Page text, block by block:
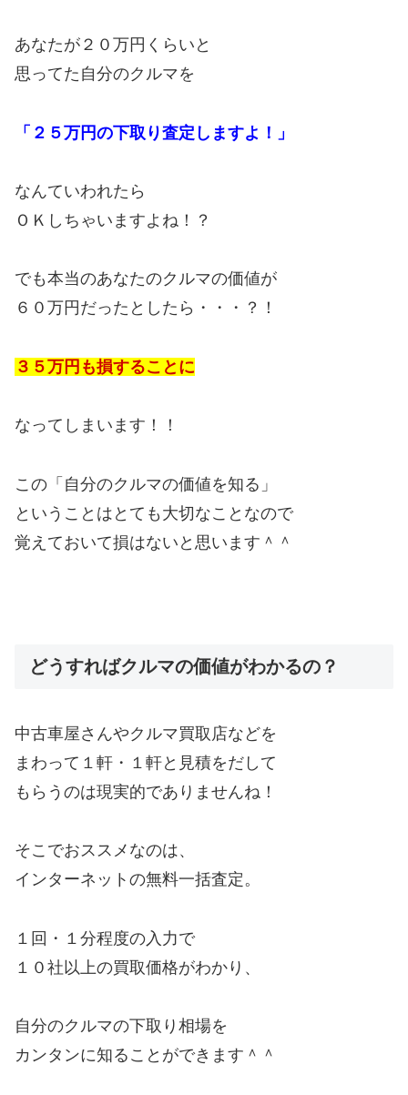
あなたが２０万円くらいと
思ってた自分のクルマを
「２５万円の下取り査定しますよ！」
なんていわれたら
ＯＫしちゃいますよね！？
でも本当のあなたのクルマの価値が
６０万円だったとしたら・・・？！
３５万円も損することに
なってしまいます！！
この「自分のクルマの価値を知る」
ということはとても大切なことなので
覚えておいて損はないと思います＾＾
どうすればクルマの価値がわかるの？
中古車屋さんやクルマ買取店などを
まわって１軒・１軒と見積をだして
もらうのは現実的でありませんね！
そこでおススメなのは、
インターネットの無料一括査定。
１回・１分程度の入力で
１０社以上の買取価格がわかり、
自分のクルマの下取り相場を
カンタンに知ることができます＾＾